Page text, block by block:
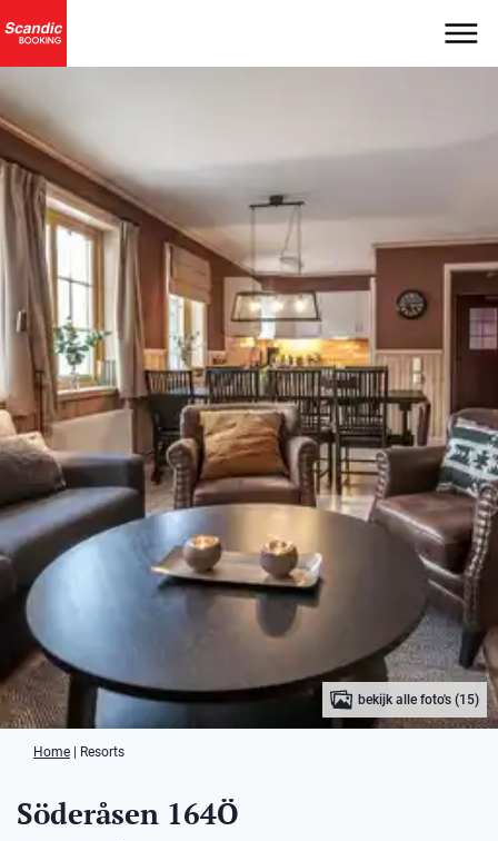
bekijk alle foto's (15)
Home Resorts
Söderåsen 164Ö